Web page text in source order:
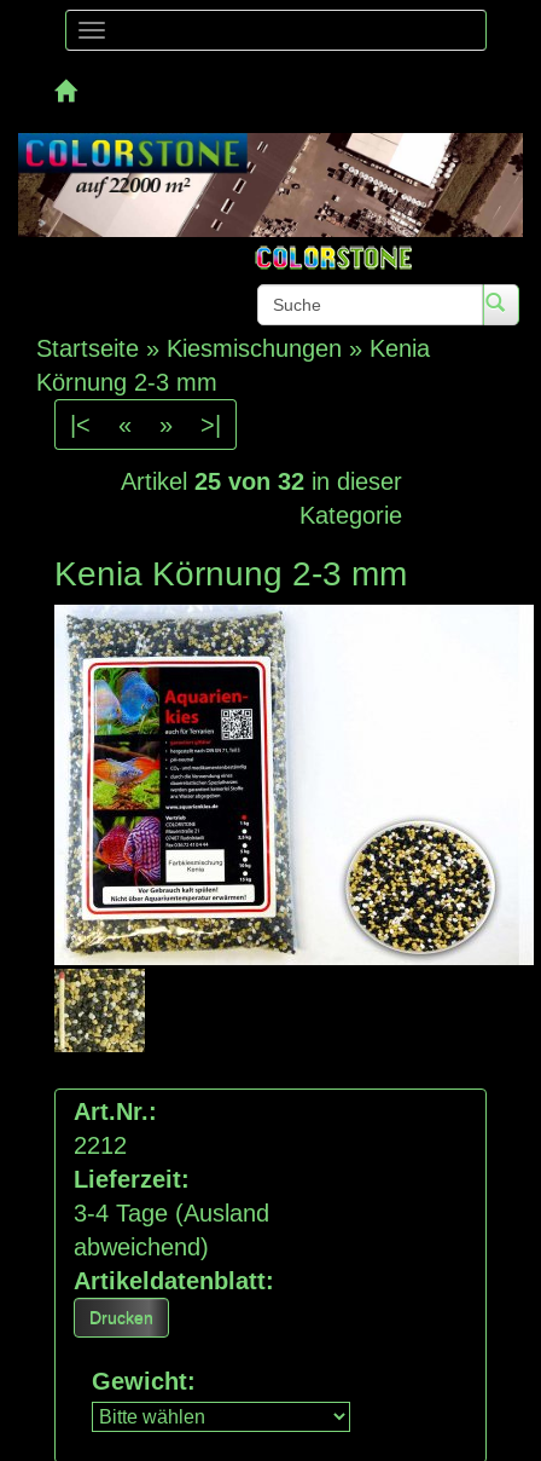
Toggle
Startseite » Kiesmischungen » Kenia
Körnung 2-3 mm
|<
« » >|
Artikel25 von 32 in dieser
Kategorie
Kenia Körnung 2-3 mm
Art.Nr.:
2212
Lieferzeit:
3-4 Tage (Ausland
abweichend)
Artikeldatenblatt:
Drucken
Gewicht: